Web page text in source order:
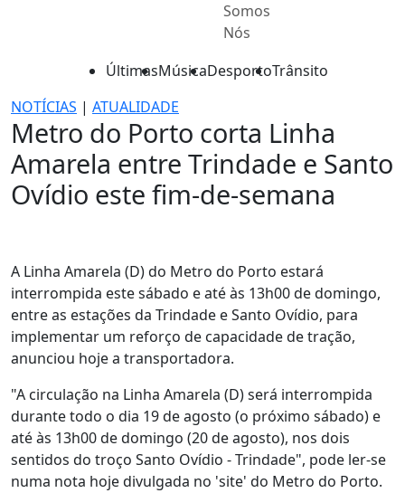
Somos
Nós
ÚltimasMúsicaDesportoTrânsito
NOTÍCIAS | ATUALIDADE
Metro do Porto corta Linha
Amarela entre Trindade e Santo
Ovídio este fim-de-semana
A Linha Amarela (D) do Metro do Porto estará
interrompida este sábado e até às 13h00 de domingo,
entre as estações da Trindade e Santo Ovídio, para
implementar um reforço de capacidade de tração,
anunciou hoje a transportadora.
"A circulação na Linha Amarela (D) será interrompida
durante todo o dia 19 de agosto (o próximo sábado) e
até às 13h00 de domingo (20 de agosto), nos dois
sentidos do troço Santo Ovídio - Trindade", pode ler-se
numa nota hoje divulgada no 'site' do Metro do Porto.